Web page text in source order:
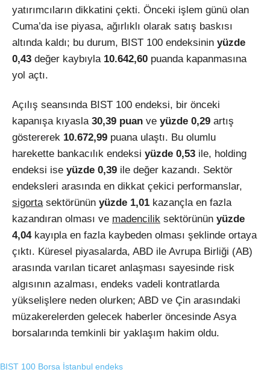
Instagram
Youtube
yatırımcıların dikkatini çekti. Önceki işlem günü olan
Cuma’da ise piyasa, ağırlıklı olarak satış baskısı
altında kaldı; bu durum, BIST 100 endeksinin yüzde
0,43 değer kaybıyla 10.642,60 puanda kapanmasına
yol açtı.
Açılış seansında BIST 100 endeksi, bir önceki
kapanışa kıyasla 30,39 puan ve yüzde 0,29 artış
göstererek 10.672,99 puana ulaştı. Bu olumlu
harekette bankacılık endeksi yüzde 0,53 ile, holding
endeksi ise yüzde 0,39 ile değer kazandı. Sektör
endeksleri arasında en dikkat çekici performanslar,
sigorta sektörünün yüzde 1,01 kazançla en fazla
kazandıran olması ve madencilik sektörünün yüzde
4,04kayıpla en fazla kaybeden olması şeklinde ortaya
çıktı. Küresel piyasalarda, ABD ile Avrupa Birliği (AB)
arasında varılan ticaret anlaşması sayesinde risk
algısının azalması, endeks vadeli kontratlarda
yükselişlere neden olurken; ABD ve Çin arasındaki
müzakerelerden gelecek haberler öncesinde Asya
borsalarında temkinli bir yaklaşım hakim oldu.
BIST 100 Borsa İstanbul endeks